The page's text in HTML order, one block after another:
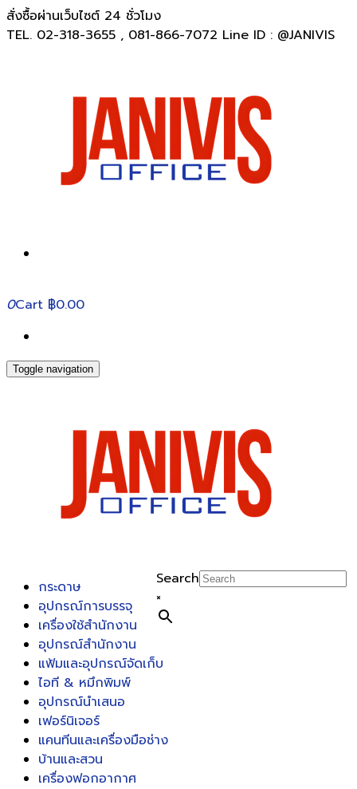
สั่งซื้อผ่านเว็บไซต์ 24 ชั่วโมง
TEL. 02-318-3655 , 081-866-7072 Line ID : @JANIVIS
0Cart ฿0.00
Toggle navigation
Search
×
กระดาษ
อุปกรณ์การบรรจุ
เครื่องใช้สำนักงาน
อุปกรณ์สำนักงาน
แฟ้มและอุปกรณ์จัดเก็บ
ไอที & หมึกพิมพ์
อุปกรณ์นำเสนอ
เฟอร์นิเจอร์
แคนทีนและเครื่องมือช่าง
บ้านและสวน
เครื่องฟอกอากาศ